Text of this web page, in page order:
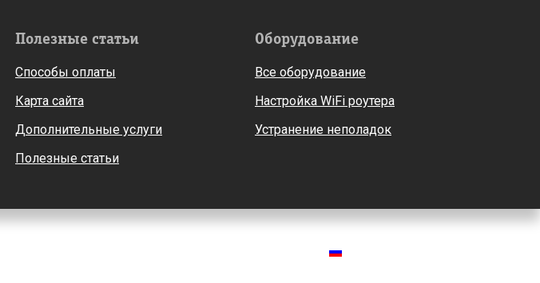
Полезные статьи
Способы оплаты
Карта сайта
Дополнительные услуги
Полезные статьи
Оборудование
Все оборудование
Настройка WiFi роутера
Устранение неполадок